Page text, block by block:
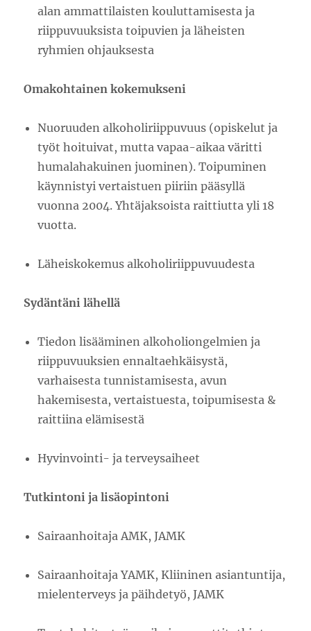
alan ammattilaisten kouluttamisesta ja
riippuvuuksista toipuvien ja läheisten
ryhmien ohjauksesta
Omakohtainen kokemukseni
Nuoruuden alkoholiriippuvuus (opiskelut ja
työt hoituivat, mutta vapaa-aikaa väritti
humalahakuinen juominen). Toipuminen
käynnistyi vertaistuen piiriin pääsyllä
vuonna 2004. Yhtäjaksoista raittiutta yli 18
vuotta.
Läheiskokemus alkoholiriippuvuudesta
Sydäntäni lähellä
Tiedon lisääminen alkoholiongelmien ja
riippuvuuksien ennaltaehkäisystä,
varhaisesta tunnistamisesta, avun
hakemisesta, vertaistuesta, toipumisesta &
raittiina elämisestä
Hyvinvointi- ja terveysaiheet
Tutkintoni ja lisäopintoni
Sairaanhoitaja AMK, JAMK
Sairaanhoitaja YAMK, Kliininen asiantuntija,
mielenterveys ja päihdetyö, JAMK